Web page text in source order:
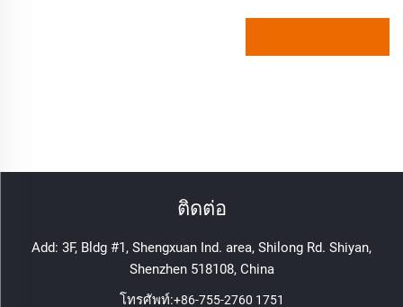
ติดต่อ
Add: 3F, Bldg #1, Shengxuan Ind. area, Shilong Rd. Shiyan,
Shenzhen 518108, China
โทรศัพท์:+86-755-2760 1751